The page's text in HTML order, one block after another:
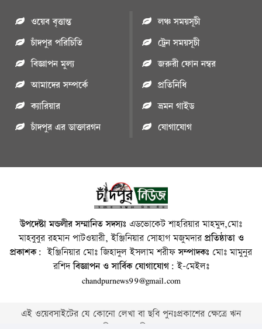
ওয়েব বৃত্তান্ত
চাঁদপুর পরিচিতি
বিজ্ঞাপন মুল্য
আমাদের সম্পর্কে
ক্যারিয়ার
চাঁদপুর এর ডাক্তারগন
লঞ্চ সময়সূচী
ট্রেন সময়সূচী
জরুরী ফোন নম্বর
প্রতিনিধি
ভ্রমন গাইড
যোগাযোগ
উপদেষ্টা মন্ডলীর সম্মানিত সদস্যঃ এডভোকেট শাহরিয়ার মাহমুদ,মোঃ
মাহবুবুর রহমান পাটওয়ারী, ইঞ্জিনিয়ার সোহাগ মজুমদারপ্রতিষ্ঠাতা ও
প্রকাশক: ইঞ্জিনিয়ার মোঃ জিহাদুল ইসলাম শরীফসম্পাদকঃ মোঃ মামুনুর
রশিদবিজ্ঞাপন ও সার্বিক যোগাযোগ: ই-মেইলঃ
chandpurnews99@gmail.com
এই ওয়েবসাইটের যে কোনো লেখা বা ছবি পুনঃপ্রকাশের ক্ষেত্রে ঋন